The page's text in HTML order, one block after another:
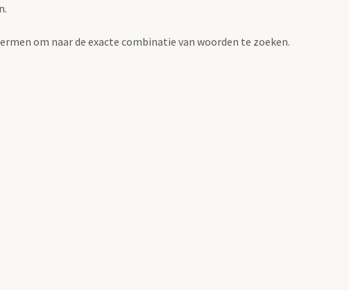
om naar de exacte combinatie van woorden te zoeken.